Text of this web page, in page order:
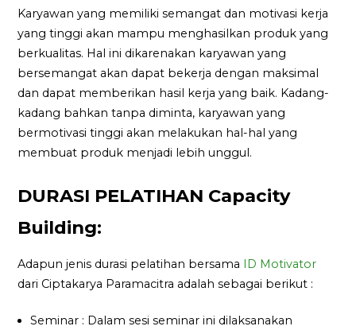
Karyawan yang memiliki semangat dan motivasi kerja
yang tinggi akan mampu menghasilkan produk yang
berkualitas. Hal ini dikarenakan karyawan yang
bersemangat akan dapat bekerja dengan maksimal
dan dapat memberikan hasil kerja yang baik. Kadang-
kadang bahkan tanpa diminta, karyawan yang
bermotivasi tinggi akan melakukan hal-hal yang
membuat produk menjadi lebih unggul.
DURASI PELATIHAN Capacity
Building:
Adapun jenis durasi pelatihan bersama ID Motivator
dari Ciptakarya Paramacitra adalah sebagai berikut :
Seminar : Dalam sesi seminar ini dilaksanakan